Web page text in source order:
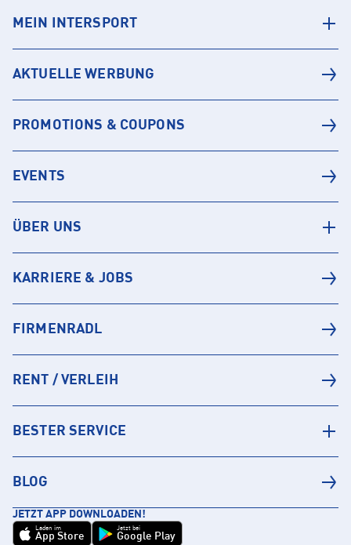
MEIN INTERSPORT
AKTUELLE WERBUNG
PROMOTIONS & COUPONS
EVENTS
ÜBER UNS
KARRIERE & JOBS
FIRMENRADL
RENT / VERLEIH
BESTER SERVICE
BLOG
JETZT APP DOWNLOADEN!
Laden im
App Store
Jetzt bei
Google Play